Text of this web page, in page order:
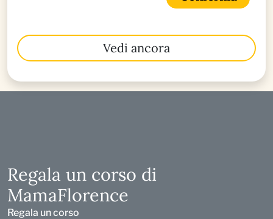
Vedi ancora
Regala un corso di
MamaFlorence
Regala un corso